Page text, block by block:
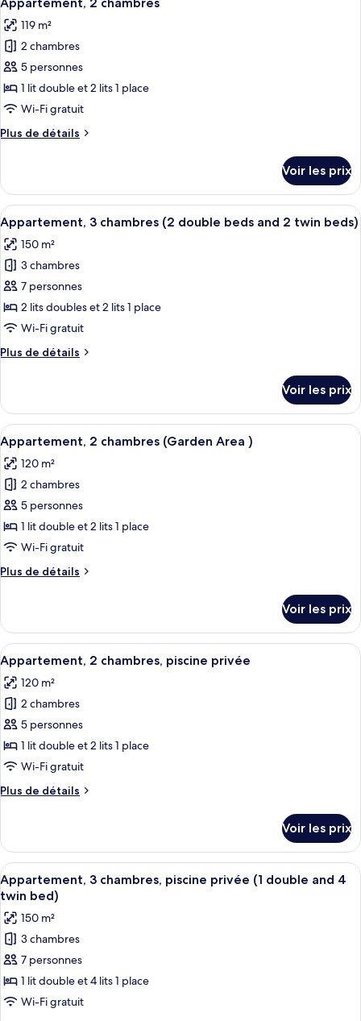
chambres
toutes
les
photos
pour
ce
type
chambre :
chambres
119 m²
2 chambres
5 personnes
1 lit double et 2 lits 1 place
Wi-Fi gratuit
Plus de détails
Plus
le
type
de
chambre
Appartement,
2
chambres
Voir les prix
Afficher
toutes
les
photos
pour
ce
type
chambre :
chambres
(2
double
beds
and
2
twin
beds)
Une chambre moderne avec un
15
Appartement, 3 chambres (2 double beds and 2 twin beds)
150 m²
3 chambres
7 personnes
2 lits doubles et 2 lits 1 place
Wi-Fi gratuit
Plus de détails
Plus
le
type
de
chambre
Appartement,
3
chambres
(2
double
beds
and
2
Voir les prix
Afficher
toutes
les
photos
pour
ce
type
chambre :
chambres
(Garden
Area
)
Une chambre moderne avec un
16
Appartement, 2 chambres (Garden Area )
120 m²
2 chambres
5 personnes
1 lit double et 2 lits 1 place
Wi-Fi gratuit
Plus de détails
Plus
le
type
de
chambre
Appartement,
2
chambres
(Garden
Area
Voir les prix
Afficher
toutes
les
photos
pour
ce
type
chambre :
chambres,
piscine
privée
Une chambre moderne avec un
18
Appartement, 2 chambres, piscine privée
120 m²
2 chambres
5 personnes
1 lit double et 2 lits 1 place
Wi-Fi gratuit
Plus de détails
Plus
le
type
de
chambre
Appartement,
2
chambres,
piscine
privée
Voir les prix
Afficher
toutes
les
photos
pour
ce
type
de
Une chambre moderne avec un
21
Appartement, 3 chambres, piscine privée (1 double and 4
twin bed)
150 m²
3 chambres
7 personnes
1 lit double et 4 lits 1 place
Wi-Fi gratuit